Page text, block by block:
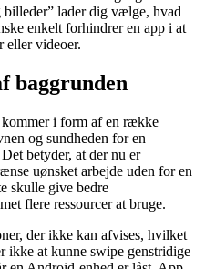
lader dig vælge, hvad
enkelt forhindrer en app i at
eller videoer.
baggrunden
i form af en række
og sundheden for en
betyder, at der nu er
uønsket arbejde uden for en
skulle give bedre
flere ressourcer at bruge.
der ikke kan afvises, hvilket
ikke at kunne swipe genstridige